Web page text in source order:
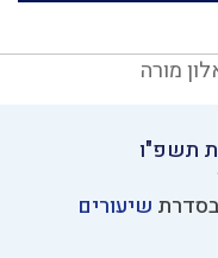
מורה
תשפ"ו
שיעורים